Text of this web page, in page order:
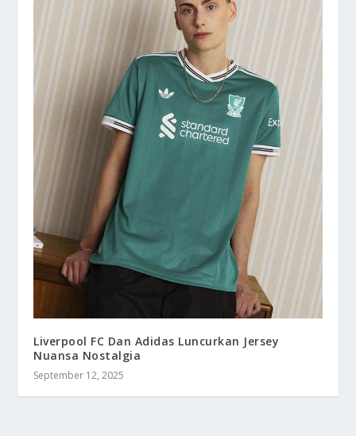
Liverpool FC Dan Adidas Luncurkan Jersey
Nuansa Nostalgia
September 12, 2025